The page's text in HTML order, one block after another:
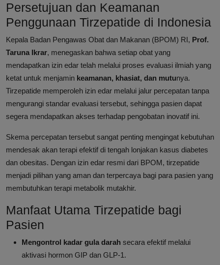
Persetujuan dan Keamanan
Penggunaan Tirzepatide di Indonesia
Kepala Badan Pengawas Obat dan Makanan (BPOM) RI, Prof.
Taruna Ikrar, menegaskan bahwa setiap obat yang
mendapatkan izin edar telah melalui proses evaluasi ilmiah yang
ketat untuk menjamin keamanan, khasiat, dan mutunya.
Tirzepatide memperoleh izin edar melalui jalur percepatan tanpa
mengurangi standar evaluasi tersebut, sehingga pasien dapat
segera mendapatkan akses terhadap pengobatan inovatif ini.
Skema percepatan tersebut sangat penting mengingat kebutuhan
mendesak akan terapi efektif di tengah lonjakan kasus diabetes
dan obesitas. Dengan izin edar resmi dari BPOM, tirzepatide
menjadi pilihan yang aman dan terpercaya bagi para pasien yang
membutuhkan terapi metabolik mutakhir.
Manfaat Utama Tirzepatide bagi
Pasien
Mengontrol kadar gula darah secara efektif melalui
aktivasi hormon GIP dan GLP-1.